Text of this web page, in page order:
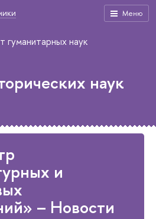
Меню
гуманитарных наук
наук
и
– Новости